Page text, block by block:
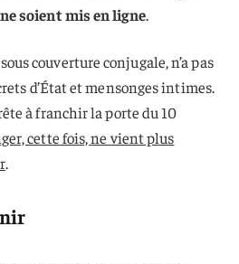
soient mis en ligne.
couverture conjugale, n’a pas
d’État et mensonges intimes.
à franchir la porte du 10
cette fois, ne vient plus
.